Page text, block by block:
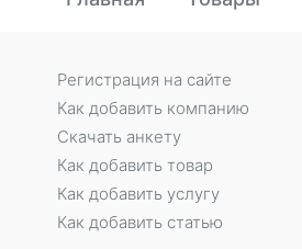
Регистрация на сайте
Как добавить компанию
Скачать анкету
Как добавить товар
Как добавить услугу
Как добавить статью